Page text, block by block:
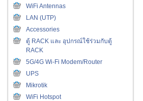
WiFi Antennas
LAN (UTP)
Accessories
ตู้ RACK และ อุปกรณ์ใช้ร่วมกับตู้
RACK
5G/4G Wi-Fi Modem/Router
UPS
Mikrotik
WiFi Hotspot